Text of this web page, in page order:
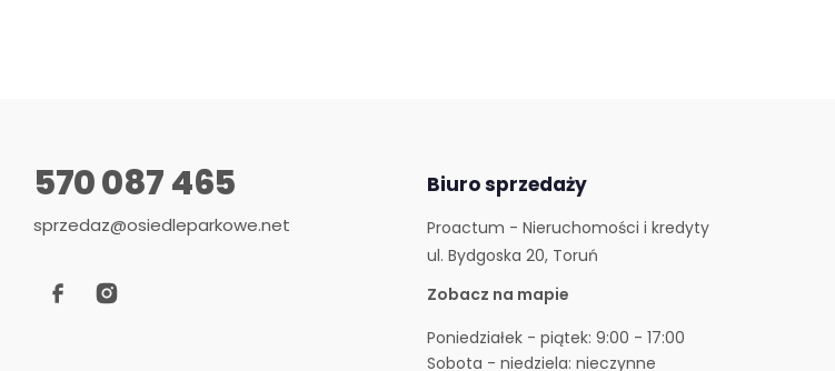
570 087 465
sprzedaz@osiedleparkowe.net
Biuro sprzedaży
Proactum - Nieruchomości i kredyty
ul. Bydgoska 20, Toruń
Zobacz na mapie
Poniedziałek - piątek: 9:00 - 17:00
Sobota - niedziela: nieczynne